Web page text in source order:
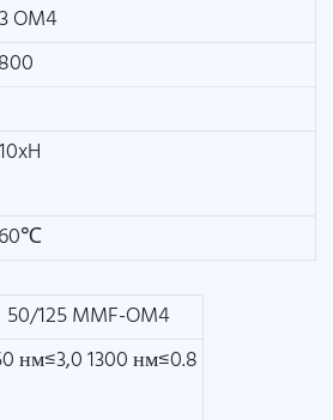
OM4
50/125 MMF-OM4
нм≤3,0 1300 нм≤0.8